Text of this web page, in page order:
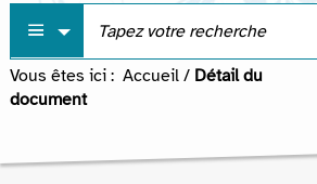
Vous êtes ici : Accueil / Détail du
document